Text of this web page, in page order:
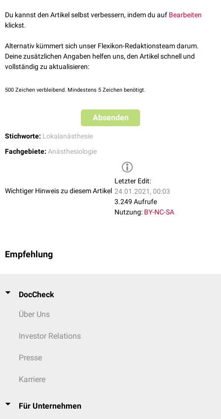
Lokalanästhetikum nachinjiziert werden. Ist beides nicht erfolgreich oder
möglich, erfolgt meist ein Wechsel zur
Allgemeinanästhesie
Du kannst den Artikel selbst verbessern, indem du auf Bearbeiten
klickst.
Alternativ kümmert sich unser Flexikon-Redaktionsteam darum.
Deine zusätzlichen Angaben helfen uns, den Artikel schnell und
vollständig zu aktualisieren:
500 Zeichen verbleibend. Mindestens 5 Zeichen benötigt.
Absenden
Stichworte: Lokalanästhesie
Fachgebiete: Anästhesiologie
Wichtiger Hinweis zu diesem Artikel
Letzter Edit:
24.01.2021, 00:03
3.249 Aufrufe
Nutzung: BY-NC-SA
Empfehlung
DocCheck
Über Uns
Investor Relations
Presse
Karriere
Für Unternehmen